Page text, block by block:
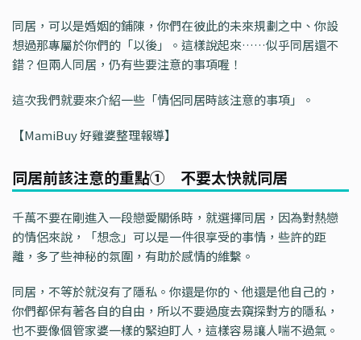
同居，可以是婚姻的鋪陳，你們在彼此的未來規劃之中、你設
想過那專屬於你們的「以後」。這樣說起來……似乎同居還不
錯？但兩人同居，仍有些要注意的事項喔！
這次我們就要來介紹一些「情侶同居時該注意的事項」。
【MamiBuy 好雞婆整理報導】
同居前該注意的重點① 不要太快就同居
千萬不要在剛進入一段戀愛關係時，就選擇同居，因為對熱戀
的情侶來說，「想念」可以是一件很享受的事情，些許的距
離，多了些神秘的氛圍，有助於感情的維繫。
同居，不等於就沒有了隱私。你還是你的、他還是他自己的，
你們都保有著各自的自由，所以不要過度去窺探對方的隱私，
也不要像個管家婆一樣的緊迫盯人，這樣容易讓人喘不過氣。